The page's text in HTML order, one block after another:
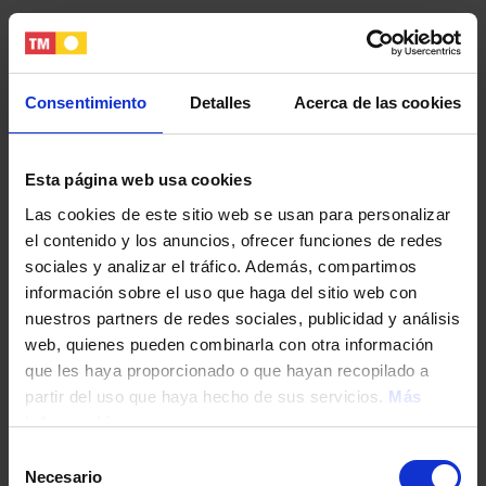
Consentimiento Detalles Acerca de las cookies
Esta página web usa cookies
Las cookies de este sitio web se usan para personalizar
el contenido y los anuncios, ofrecer funciones de redes
sociales y analizar el tráfico. Además, compartimos
información sobre el uso que haga del sitio web con
nuestros partners de redes sociales, publicidad y análisis
web, quienes pueden combinarla con otra información
que les haya proporcionado o que hayan recopilado a
partir del uso que haya hecho de sus servicios. Más
información
Necesario
Интересные места
Бусот – это тихая деревня с населением около
Кабесо-д’Ор, где расположены знаменитые
пещеры Канелобре. Рядом с жилым комплексом
вы найдете все необходимые услуги:
муниципальный спортивный центр, супермаркет и
кафе, а также в 5 минутах езды на машине –
городской центр Бусот, где расположены
учебные заведения и поликлиника. В 10 минутах
езды на машине расположены урбанизации
Мучамель, Кампельо и Сан-Хуан. А в получасе
езды на машине – Аликанте и его аэропорт.